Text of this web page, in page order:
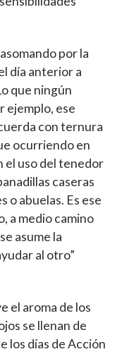
por la
día anterior a
que ningún
ejemplo, ese
con ternura
ocurriendo en
el uso del tenedor
caseras
o abuelas. Es ese
a medio camino
asume la
al otro”
el aroma de los
se llenan de
los días de Acción